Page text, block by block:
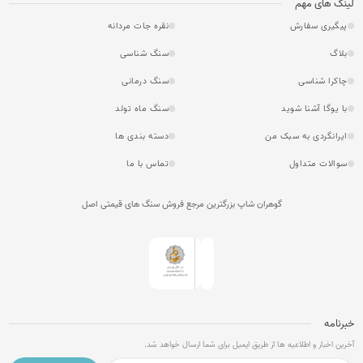
لینک های مهم
پیگیری سفارش
نقره جات مردانه
بلاگ
سنگ شناسی
چاکرا شناسی
سنگ درمانی
با یوگا آشنا شوید
سنگ ماه تولد
ایرانگردی به سبک من
دسته بندی ها
سوالات متداول
تماس با ما
گوهران شاپ بزرگترین مرجع فروش سنگ های قیمتی اصل
خبرنامه
آخرین اخبار و اطلاعیه ها از طریق ایمیل برای شما ارسال خواهد شد.